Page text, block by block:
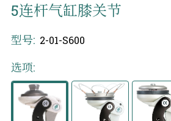
5连杆气缸膝关节
型号: 2-01-S600
选项: